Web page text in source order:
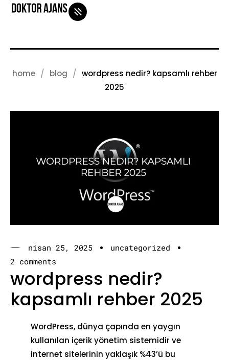
blog
home blog
wordpress nedir? kapsamlı rehber
2025
nisan 25, 2025
uncategorized
2 comments
wordpress nedir?
kapsamlı rehber 2025
WordPress, dünya çapında en yaygın
kullanılan içerik yönetim sistemidir ve
internet sitelerinin yaklaşık %43’ü bu